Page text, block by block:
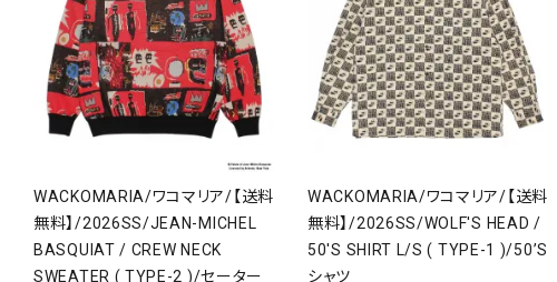
WACKOMARIA/ワコマリア/【送料
無料】/2026SS/JEAN-MICHEL
BASQUIAT / CREW NECK
SWEATER ( TYPE-2 )/セーター
WACKOMARIA/ワコマリア/【送料
無料】/2026SS/WOLF'S HEAD /
50'S SHIRT L/S ( TYPE-1 )/50’S
シャツ